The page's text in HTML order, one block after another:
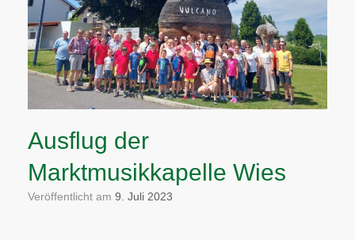
Ausflug der
Marktmusikkapelle Wies
Veröffentlicht am 9. Juli 2023